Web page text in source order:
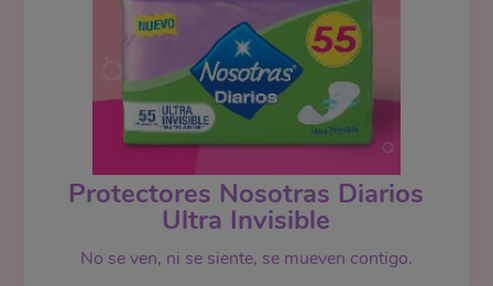
Protectores Nosotras Diarios
Ultra Invisible
No se ven, ni se siente, se mueven contigo.